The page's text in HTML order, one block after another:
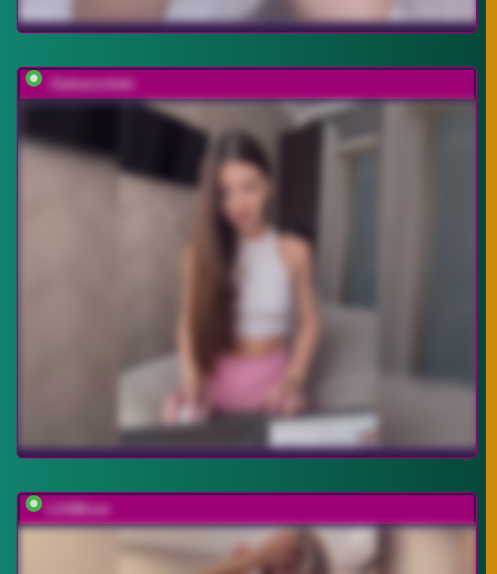
-Saharochek-
LilitMuse